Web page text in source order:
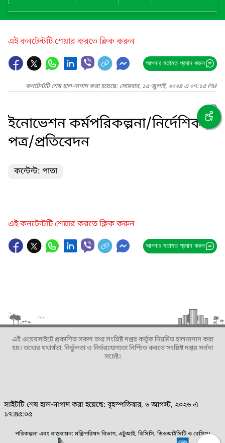
এই কনটেন্টটি শেয়ার করতে ক্লিক করুন
আপনার মতামত প্রদান করুন
কনটেন্টটি শেষ হাল-নাগাদ করা হয়েছে: সোমবার, ১৫ জুলাই, ২০২৪ এ ০৭:১৫ PM
ইনোভেশন কর্মপরিকল্পনা/নির্দেশিকা/
পত্র/প্রতিবেদন
কন্টেন্ট: পাতা
এই কনটেন্টটি শেয়ার করতে ক্লিক করুন
আপনার মতামত প্রদান করুন
এই ওয়েবসাইটে প্রকাশিত সকল তথ্য সংশ্লিষ্ট দপ্তর কর্তৃক নিয়মিত হালনাগাদ করা
হয়। তথ্যের যথার্থতা, নির্ভুলতা ও নির্ভরযোগ্যতা নিশ্চিত করতে সংশ্লিষ্ট দপ্তর সর্বদা
সচেষ্ট।
সাইটটি শেষ হাল-নাগাদ করা হয়েছে: বৃহস্পতিবার, ৬ আগস্ট, ২০২৬ এ
১৭:৪৫:০৫
পরিকল্পনা এবং বাস্তবায়ন: মন্ত্রিপরিষদ বিভাগ, এটুআই, বিসিসি, ডিওআইসিটি ও বেসিস।